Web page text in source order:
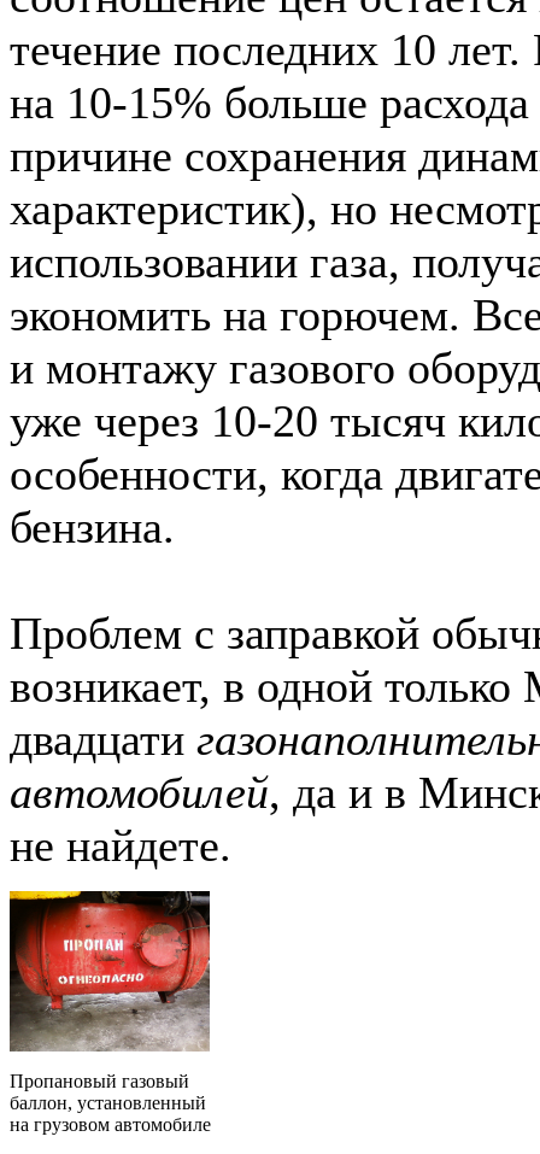
течение последних 10 лет.
на 10-15% больше
причине сохранения
характеристик), но
использовании газа,
экономить на горючем.
и монтажу газового
уже через 10-20 тысяч
особенности, когда
бензина.
Проблем с заправкой
возникает, в одной
двадцати
автомобилей, да и в
не найдете.
Пропановый газовый
баллон, установленный
на грузовом автомобиле